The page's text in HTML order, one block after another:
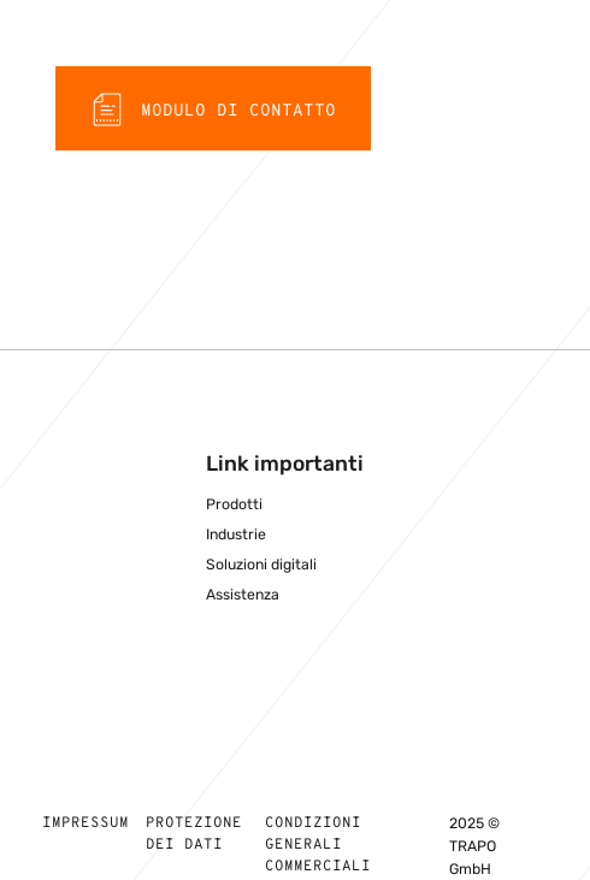
MODULO DI CONTATTO
Link importanti
Prodotti
Industrie
Soluzioni digitali
Assistenza
IMPRESSUM
PROTEZIONE
DEI DATI
CONDIZIONI
GENERALI
COMMERCIALI
2025 ©
TRAPO
GmbH